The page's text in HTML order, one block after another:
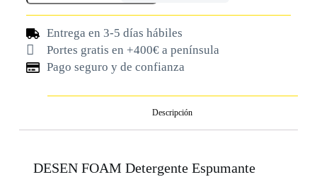
Entrega en 3-5 días hábiles
Portes gratis en +400€ a península
Pago seguro y de confianza
Descripción
DESEN FOAM Detergente Espumante